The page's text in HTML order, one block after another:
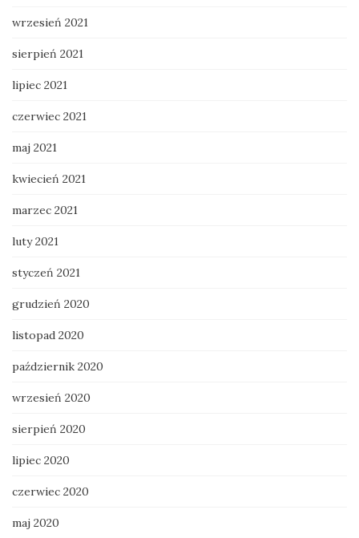
wrzesień 2021
sierpień 2021
lipiec 2021
czerwiec 2021
maj 2021
kwiecień 2021
marzec 2021
luty 2021
styczeń 2021
grudzień 2020
listopad 2020
październik 2020
wrzesień 2020
sierpień 2020
lipiec 2020
czerwiec 2020
maj 2020